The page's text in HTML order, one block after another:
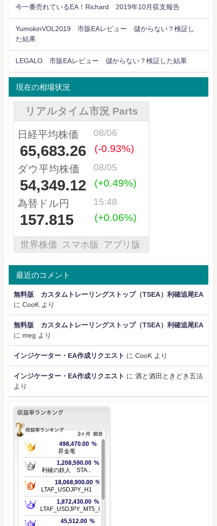
今一番売れているEA！Richard 2019年10月収支報告
YumokinVOL2019 市販EAレビュー 儲からない？検証し
た結果
LEGALO 市販EAレビュー 儲からない？検証した結果
現在の相場状況
最近のコメント
無料版 カスタムトレーリングストップ（TSEA）利確追尾EA
に CooK より
無料版 カスタムトレーリングストップ（TSEA）利確追尾EA
に meg より
インジケーター・EA作成リクエスト に CooK より
インジケーター・EA作成リクエスト に 酒と酒田ときどき五法
より